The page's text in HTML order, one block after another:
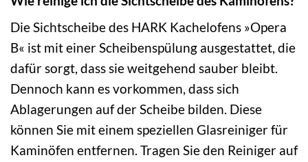
Die Sichtscheibe des HARK Kachelofens »Opera
B« ist mit einer Scheibenspülung ausgestattet, die
dafür sorgt, dass sie weitgehend sauber bleibt.
Dennoch kann es vorkommen, dass sich
Ablagerungen auf der Scheibe bilden. Diese
können Sie mit einem speziellen Glasreiniger für
Kaminöfen entfernen. Tragen Sie den Reiniger auf